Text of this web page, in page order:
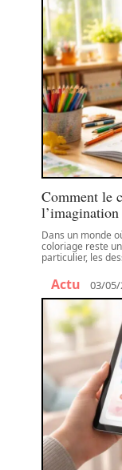
Comment le
Dans un monde
coloriage reste
particulier, les
Actu 03/05/